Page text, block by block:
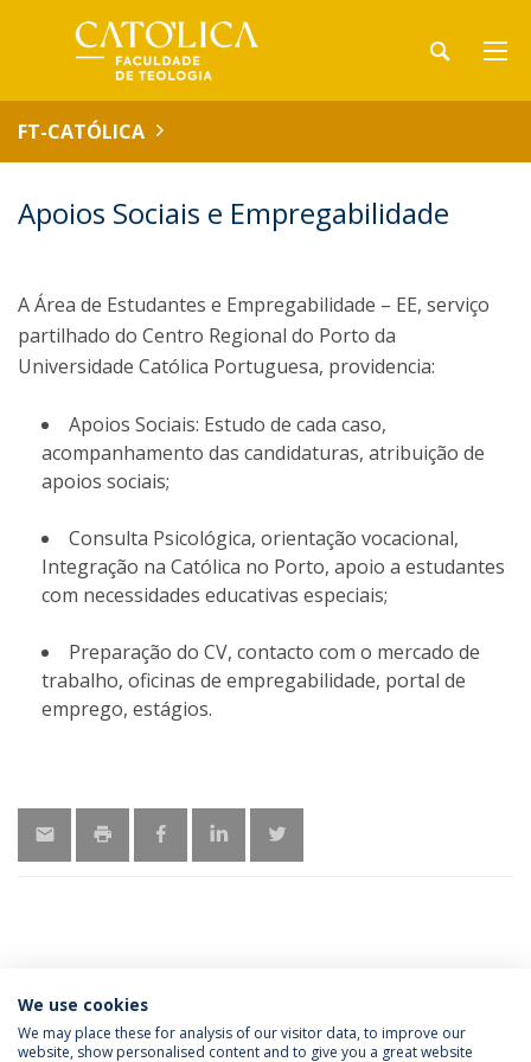
FT-CATÓLICA
Apoios Sociais e Empregabilidade
A Área de Estudantes e Empregabilidade – EE, serviço
partilhado do Centro Regional do Porto da
Universidade Católica Portuguesa, providencia:
Apoios Sociais: Estudo de cada caso,
acompanhamento das candidaturas, atribuição de
apoios sociais;
Consulta Psicológica, orientação vocacional,
Integração na Católica no Porto, apoio a estudantes
com necessidades educativas especiais;
Preparação do CV, contacto com o mercado de
trabalho, oficinas de empregabilidade, portal de
emprego, estágios.
MAIS INFORMAÇÕES
We use cookies
We may place these for analysis of our visitor data, to improve our
website, show personalised content and to give you a great website